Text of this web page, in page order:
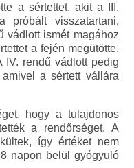
a sértettet, akit a III.
próbált visszatartani,
vádlott ismét magához
a fején megütötte,
IV. rendű vádlott pedig
a sértett vállára
hogy a tulajdonos
a rendőrséget. A
így értéket nem
napon belül gyógyuló